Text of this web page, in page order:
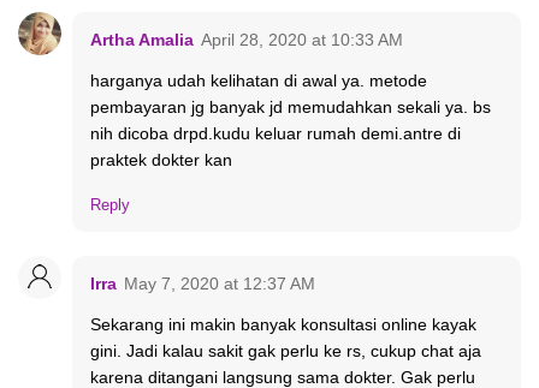
Artha Amalia April 28, 2020 at 10:33 AM
harganya udah kelihatan di awal ya. metode
pembayaran jg banyak jd memudahkan sekali ya. bs
nih dicoba drpd.kudu keluar rumah demi.antre di
praktek dokter kan
Reply
Irra May 7, 2020 at 12:37 AM
Sekarang ini makin banyak konsultasi online kayak
gini. Jadi kalau sakit gak perlu ke rs, cukup chat aja
karena ditangani langsung sama dokter. Gak perlu